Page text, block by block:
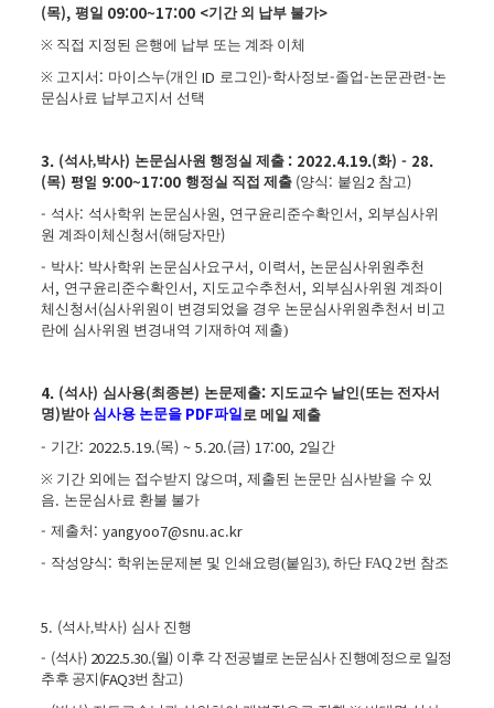
(목),평일 09:00~17:00 <기간 외 납부 불가>
※ 직접 지정된 은행에 납부 또는 계좌 이체
※ 고지서 : 마이스누(개인ID 로그인)-학사정보-졸업-논문관련-논
문심사료 납부고지서 선택
3. (석사,박사) 논문심사원 행정실 제출 : 2022.4.19.(화) - 28.
(목) 평일 9:00~17:00행정실 직접 제출 (양식 : 붙임 2 참고)
- 석사: 석사학위 논문심사원 , 연구윤리준수확인서 , 외부심사위
원 계좌이체신청서 (해당자만)
- 박사: 박사학위 논문심사요구서 , 이력서 , 논문심사위원추천
서 , 연구윤리준수확인서 , 지도교수추천서 , 외부심사위원 계좌이
체신청서 (심사위원이 변경되었을 경우 논문심사위원추천서 비고
란에 심사위원 변경내역 기재하여 제출)
4. (석사)심사용(최종본) 논문제출:지도교수 날인(또는 전자서
명)받아심사용 논문을 PDF파일로 메일 제출
- 기간: 2022.5.19.(목) ~ 5.20.(금) 17:00, 2일간
※ 기간 외에는 접수받지 않으며 ,제출된 논문만 심사받을 수 있
음. 논문심사료 환불 불가
-제출처 : yangyoo7@snu.ac.kr
- 작성양식 : 학위논문제본 및 인쇄요령(붙임3), 하단 FAQ 2번 참조
5. (석사,박사) 심사 진행
- (석사) 2022.5.30.(월) 이후 각 전공별로 논문심사 진행예정으로 일정
추후 공지 (FAQ3번 참고)